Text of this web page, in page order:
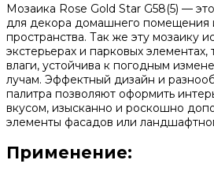
Мозаика Rose Gold Star G58(5) —
для декора домашнего помещения
пространства. Так же эту мозаику
экстерьерах и парковых элементах,
влаги, устойчива к погодным
лучам. Эффектный дизайн и
палитра позволяют оформить
вкусом, изысканно и роскошно
элементы фасадов или
Применение: